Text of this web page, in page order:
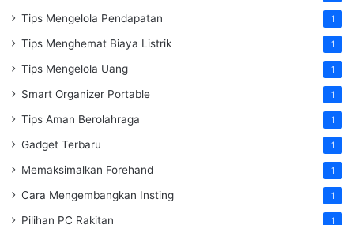
Tips Mengelola Pendapatan 1
Tips Menghemat Biaya Listrik 1
Tips Mengelola Uang 1
Smart Organizer Portable 1
Tips Aman Berolahraga 1
Gadget Terbaru 1
Memaksimalkan Forehand 1
Cara Mengembangkan Insting 1
Pilihan PC Rakitan 1